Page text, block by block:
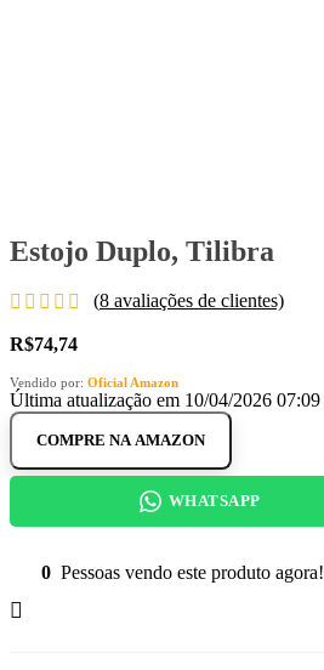
Estojo Duplo, Tilibra
(8 avaliações de clientes)
R$74,74
Vendido por: Oficial Amazon
Última atualização em 10/04/2026 07:09
COMPRE NA AMAZON
WHATSAPP
0 Pessoas vendo este produto agora!